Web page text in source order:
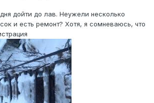
дойти до лав. Неужели несколько
и есть ремонт? Хотя, я сомневаюсь, что